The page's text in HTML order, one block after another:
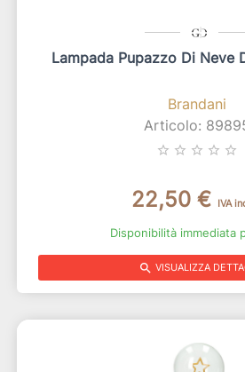
Lampada Pupazzo Di Neve
Brandani
Articolo:
star_border star_border star_border star_border star_border
22,50 € IVA
Disponibilità immediata
search VISUALIZZA